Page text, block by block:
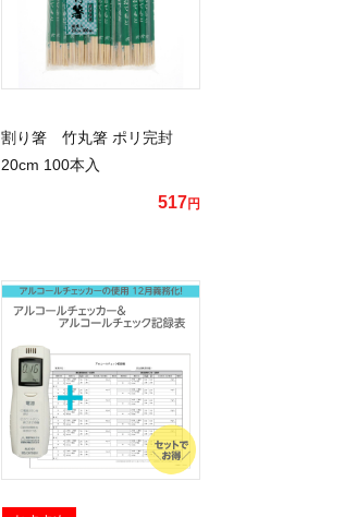
割り箸 竹丸箸 ポリ完封
20cm 100本入
517円